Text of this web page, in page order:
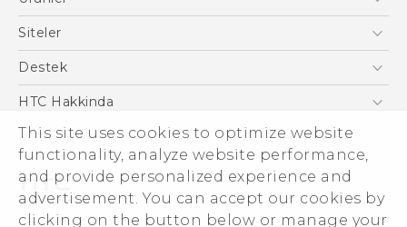
This site uses cookies to optimize website
functionality, analyze website performance,
and provide personalized experience and
advertisement. You can accept our cookies by
clicking on the button below or manage your
Akıllı Telefonlar
VIVE
Siteler
HTC Dev
Destek
Destek Merkezi
HTC Hakkinda
ESG
Yatırımcı (İNGİLİZCE)
Gizlilik Politikası
Ürün Güvenliği